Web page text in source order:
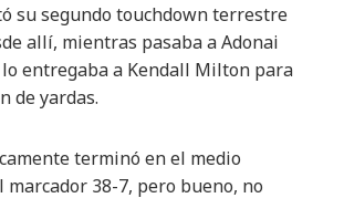
su segundo touchdown terrestre
allí, mientras pasaba a Adonai
entregaba a Kendall Milton para
de yardas.
terminó en el medio
marcador 38-7, pero bueno, no